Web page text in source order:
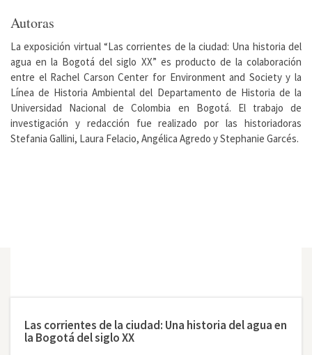
Autoras
La exposición virtual “Las corrientes de la ciudad: Una historia del
agua en la Bogotá del siglo XX” es producto de la colaboración
entre el Rachel Carson Center for Environment and Society y la
Línea de Historia Ambiental del Departamento de Historia de la
Universidad Nacional de Colombia en Bogotá. El trabajo de
investigación y redacción fue realizado por las historiadoras
Stefania Gallini, Laura Felacio, Angélica Agredo y Stephanie Garcés.
Las corrientes de la ciudad: Una historia del agua en
la Bogotá del siglo XX